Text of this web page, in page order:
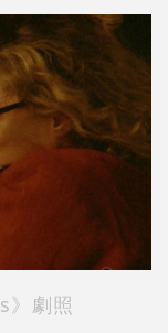
》劇照